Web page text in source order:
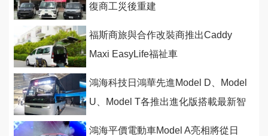
復商工災後重建
福斯商旅與合作改裝商推出Caddy
Maxi EasyLife福祉車
鴻海科技日鴻華先進Model D、Model
U、Model T各推出進化版搭載最新智
鴻海平價電動車Model A亮相將從日